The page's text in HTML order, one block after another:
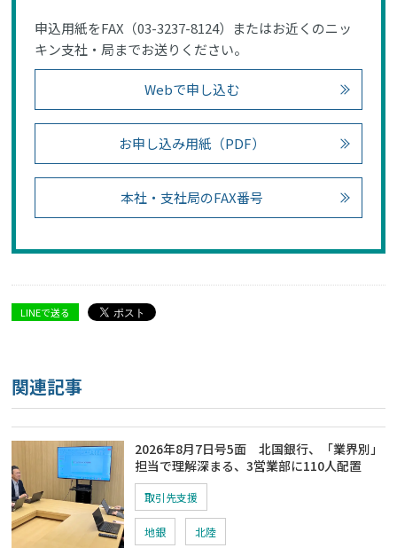
申込用紙をFAX（03-3237-8124）またはお近くのニッ
キン支社・局までお送りください。
Webで申し込む
お申し込み用紙（PDF）
本社・支社局のFAX番号
LINEで送る
関連記事
2026年8月7日号5面 北国銀行、「業界別」
担当で理解深まる、3営業部に110人配置
取引先支援
地銀 北陸